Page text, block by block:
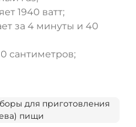
1940 ватт;
за 4 минуты и 40
сантиметров;
для приготовления
пищи